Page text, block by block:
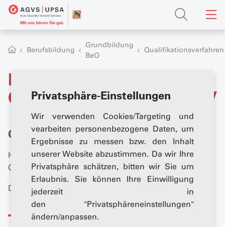
Privatsphäre-Einstellungen
Wir verwenden Cookies/Targeting und
vearbeiten personenbezogene Daten, um
Ergebnisse zu messen bzw. den Inhalt
unserer Website abzustimmen. Da wir Ihre
Privatsphäre schätzen, bitten wir Sie um
Erlaubnis. Sie können Ihre Einwilligung
jederzeit in
den "Privatsphäreneinstellungen"
ändern/anpassen.
Berufsbildung
Grundbildung
BeO
Qualifikationsverfahren
Das
Qualifikationsverfahren QV
Qualifikationsverfahren
Hier finden Sie viele wichtige Informationen über das
Qualifikationsverfahren.
Der AGVS Berner Oberland wünscht allen viel Erfolg!